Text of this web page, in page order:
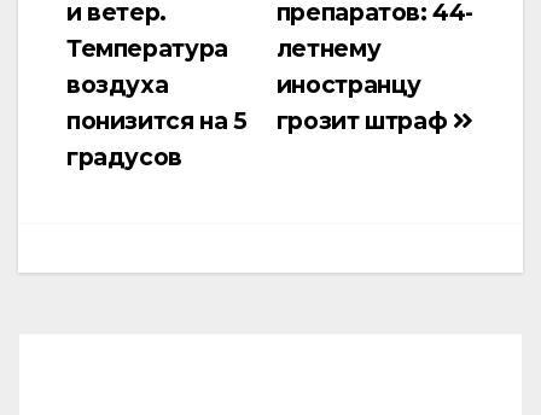
записям
препаратов: 44-
летнему
иностранцу
грозит штраф
и ветер.
Температура
воздуха
понизится на 5
градусов